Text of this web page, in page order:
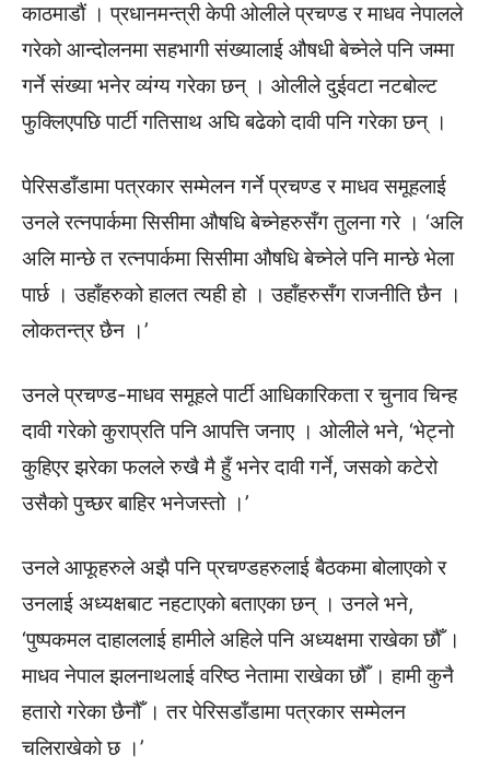
काठमाडौं । प्रधानमन्त्री केपी ओलीले प्रचण्ड र माधव नेपालले
गरेको आन्दोलनमा सहभागी संख्यालाई औषधी बेच्नेले पनि जम्मा
गर्ने संख्या भनेर व्यंग्य गरेका छन् । ओलीले दुईवटा नटबोल्ट
फुक्लिएपछि पार्टी गतिसाथ अघि बढेको दावी पनि गरेका छन् ।
पेरिसडाँडामा पत्रकार सम्मेलन गर्ने प्रचण्ड र माधव समूहलाई
उनले रत्नपार्कमा सिसीमा औषधि बेच्नेहरुसँग तुलना गरे । ‘अलि
अलि मान्छे त रत्नपार्कमा सिसीमा औषधि बेच्नेले पनि मान्छे भेला
पार्छ । उहाँहरुको हालत त्यही हो । उहाँहरुसँग राजनीति छैन ।
लोकतन्त्र छैन ।’
उनले प्रचण्ड-माधव समूहले पार्टी आधिकारिकता र चुनाव चिन्ह
दावी गरेको कुराप्रति पनि आपत्ति जनाए । ओलीले भने, ‘भेट्नो
कुहिएर झरेका फलले रुखै मै हुँ भनेर दावी गर्ने, जसको कटेरो
उसैको पुच्छर बाहिर भनेजस्तो ।’
उनले आफूहरुले अझै पनि प्रचण्डहरुलाई बैठकमा बोलाएको र
उनलाई अध्यक्षबाट नहटाएको बताएका छन् । उनले भने,
‘पुष्पकमल दाहाललाई हामीले अहिले पनि अध्यक्षमा राखेका छौँ ।
माधव नेपाल झलनाथलाई वरिष्ठ नेतामा राखेका छौँ । हामी कुनै
हतारो गरेका छैनौँ । तर पेरिसडाँडामा पत्रकार सम्मेलन
चलिराखेको छ ।’